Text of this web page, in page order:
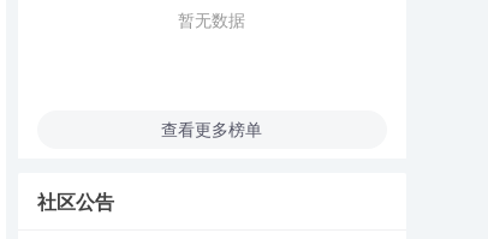
暂无数据
查看更多榜单
社区公告